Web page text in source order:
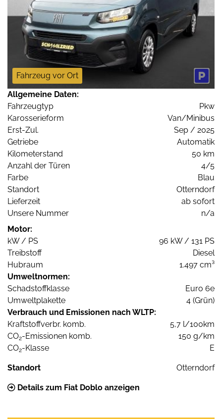
Fahrzeug vor Ort
Allgemeine Daten:
Fahrzeugtyp
Pkw
Karosserieform
Van/Minibus
Erst-Zul.
Sep / 2025
Getriebe
Automatik
Kilometerstand
50 km
Anzahl der Türen
4/5
Farbe
Blau
Standort
Otterndorf
Lieferzeit
ab sofort
Unsere Nummer
n/a
Motor:
kW / PS
96 kW / 131 PS
Treibstoff
Diesel
Hubraum
1.497 cm³
Umweltnormen:
Schadstoffklasse
Euro 6e
Umweltplakette
4 (Grün)
Verbrauch und Emissionen nach WLTP:
Kraftstoffverbr. komb.
5,7 l/100km
CO2-Emissionen komb.
150 g/km
CO2-Klasse E
Standort Otterndorf
Details zum Fiat Doblo anzeigen